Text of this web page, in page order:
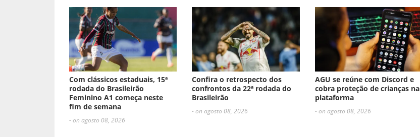
Com clássicos estaduais, 15ª
rodada do Brasileirão
Feminino A1 começa neste
fim de semana
- on agosto 08, 2026
Confira o retrospecto dos
confrontos da 22ª rodada do
Brasileirão
- on agosto 08, 2026
AGU se reúne com Discord e
cobra proteção de crianças na
plataforma
- on agosto 08, 2026